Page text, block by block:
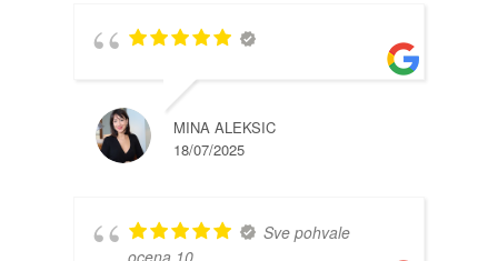
MINA ALEKSIC
18/07/2025
Sve pohvale